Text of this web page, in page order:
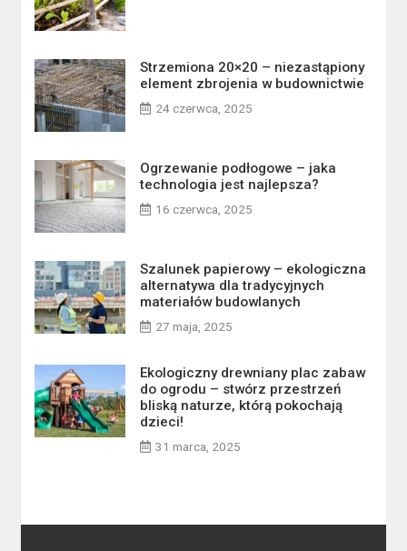
Strzemiona 20×20 – niezastąpiony
element zbrojenia w budownictwie
24 czerwca, 2025
Ogrzewanie podłogowe – jaka
technologia jest najlepsza?
16 czerwca, 2025
Szalunek papierowy – ekologiczna
alternatywa dla tradycyjnych
materiałów budowlanych
27 maja, 2025
Ekologiczny drewniany plac zabaw
do ogrodu – stwórz przestrzeń
bliską naturze, którą pokochają
dzieci!
31 marca, 2025